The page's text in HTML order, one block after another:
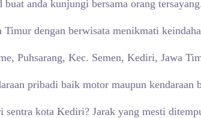
anda kunjungi bersama orang tersayang.
dengan berwisata menikmati
Puhsarang, Kec. Semen, Kediri, Jawa
pribadi baik motor maupun kendaraan
kota Kediri? Jarak yang mesti